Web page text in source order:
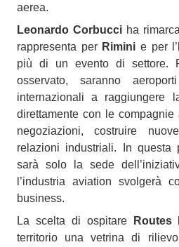
aerea.
Leonardo Corbucciha
rappresenta per Rimini e per l’
più di un evento di settore.
osservato, saranno
internazionali a raggiungere
direttamente con le
negoziazioni, costruire
relazioni industriali. In questa
sarà solo la sede
l’industria aviation svolgerà
business.
La scelta di ospitare
Routes
territorio una vetrina di